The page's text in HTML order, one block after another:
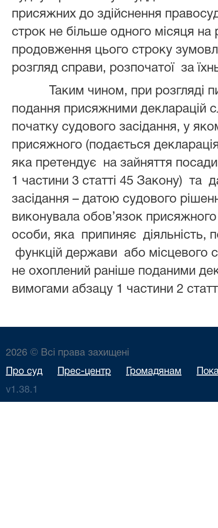
присяжних до здійснення
строк не більше одного місяця на
продовження цього строку
розгляд справи, розпочатої за
Таким чином, при розгляді
подання присяжними декларацій
початку судового засідання, у
присяжного (подається
яка претендує на зайняття
1 частини 3 статті 45 Закону) та
засідання – датою судового
виконувала обов’язок
особи, яка припиняє діяльність,
функцій держави або місцевого
не охоплений раніше поданими
вимогами абзацу 1 частини 2
2026 © Всі права захищені
Про суд Прес-центр Громадянам
v1.38.1